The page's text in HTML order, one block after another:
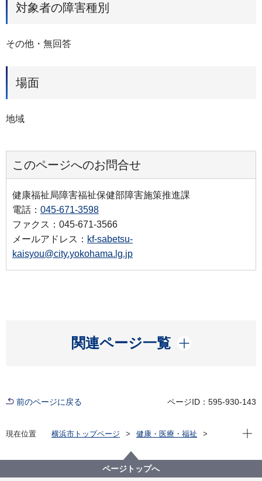
対象者の障害種別
その他・無回答
場面
地域
このページへのお問合せ
健康福祉局障害福祉保健部障害施策推進課
電話： 045-671-3598
ファクス：045-671-3566
メールアドレス： kf-sabetsu-
kaisyou@city.yokohama.lg.jp
関連ページ一覧
開く
前のページに戻る ページID：595-930-143
現在位置 横浜市トップページ
健康・医療・福祉
障害者差別解消法への対応
（配慮があって良かった事例4）不明 地域
現在
ページトップへ